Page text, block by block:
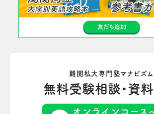
難関私大専門塾マナビズム
無料受験相談・資